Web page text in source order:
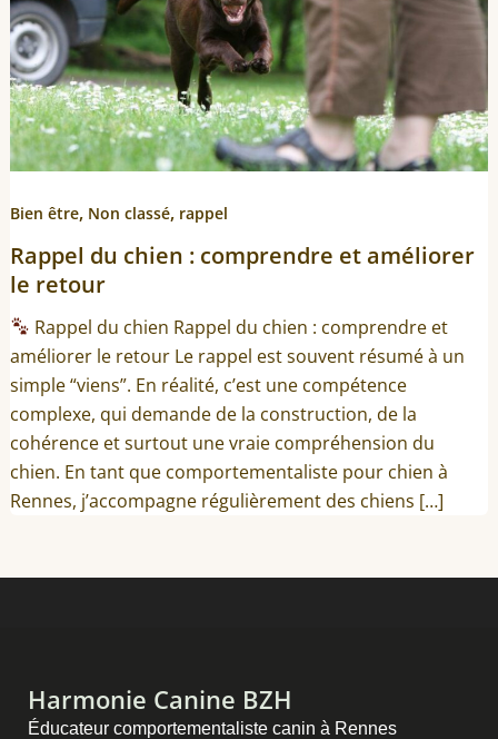
Bien être, Non classé, rappel
Rappel du chien : comprendre et améliorer
le retour
Rappel du chien Rappel du chien : comprendre et
améliorer le retour Le rappel est souvent résumé à un
simple “viens”. En réalité, c’est une compétence
complexe, qui demande de la construction, de la
cohérence et surtout une vraie compréhension du
chien. En tant que comportementaliste pour chien à
Rennes, j’accompagne régulièrement des chiens […]
Harmonie Canine BZH
Éducateur comportementaliste canin à Rennes